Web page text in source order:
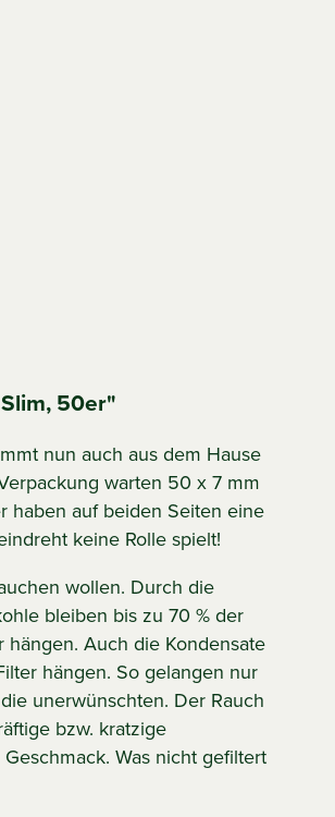
50er"
nun auch aus dem Hause
warten 50 x 7 mm
haben auf beiden Seiten eine
keine Rolle spielt!
wollen. Durch die
bleiben bis zu 70 % der
Auch die Kondensate
hängen. So gelangen nur
unerwünschten. Der Rauch
bzw. kratzige
Was nicht gefiltert